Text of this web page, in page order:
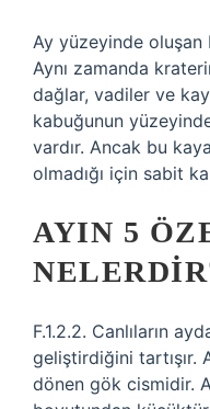
Ay yüzeyinde
Aynı zamanda
dağlar, vadiler ve
kabuğunun
vardır. Ancak bu
olmadığı için sabit
AYIN 5
F.1.2.2. Canlıların
geliştirdiğini tartışır.
dönen gök cismidir.